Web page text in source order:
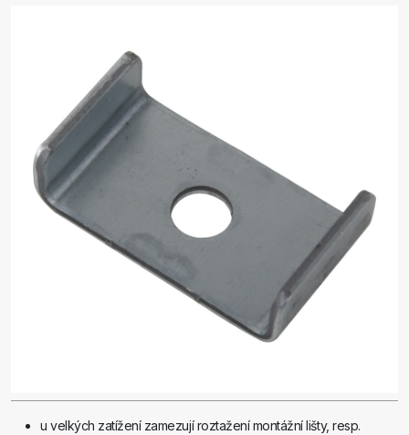
u velkých zatížení zamezují roztažení montážní lišty, resp.